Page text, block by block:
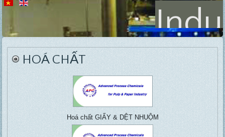
Lab
Equipment
Pulp & paper, Water
treatment, ....
HOÁ CHẤT
Hoá chất GIẤY & DỆT NHUỘM